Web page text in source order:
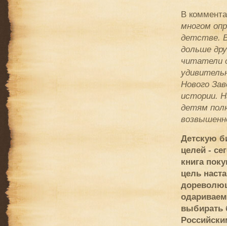
В
многом
детстве.
дольше
читатели
Нового
истории.
детям
Детскую
целей -
книга
цель
выбирать